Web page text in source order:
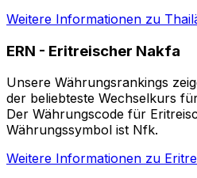
Weitere Informationen zu
ERN - Eritreischer Nakfa
Unsere Währungsrankings
der beliebteste Wechselkurs
Der Währungscode für
Währungssymbol ist Nfk.
Weitere Informationen zu